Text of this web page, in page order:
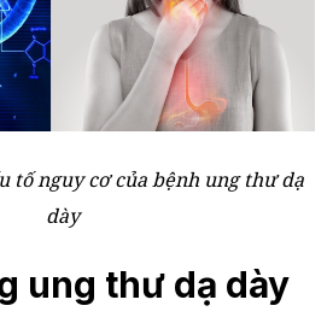
tố nguy cơ của bệnh ung thư dạ
dày
ung thư dạ dày